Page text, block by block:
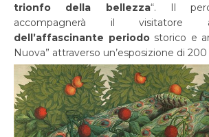
trionfo della bellezza“. Il
accompagnerà il
dell’affascinante periodostorico e
Nuova” attraverso un’esposizione di